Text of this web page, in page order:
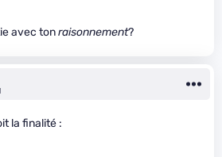
avec tonraisonnement?
la finalité :